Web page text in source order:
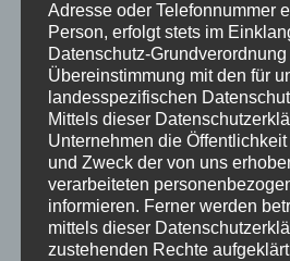
MP Mario Porten
Beratung
Training
Coaching
Adresse oder Telefonnummer
Person, erfolgt stets im
Datenschutz-
Übereinstimmung mit den für
landesspezifischen
Mittels dieser
Unternehmen die
und Zweck der von uns
verarbeiteten
informieren. Ferner werden
mittels dieser
zustehenden Rechte